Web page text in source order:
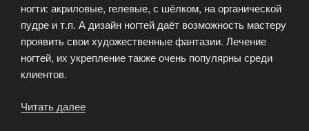
ногти: акриловые, гелевые, с шёлком, на органической
пудре и т.п. А дизайн ногтей даёт возможность мастеру
проявить свои художественные фантазии. Лечение
ногтей, их укрепление также очень популярны среди
клиентов.
Читать далее